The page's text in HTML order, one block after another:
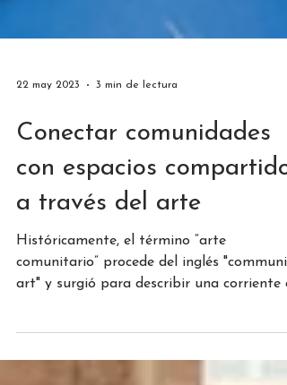
22 may 2023 3 min de lectura
Conectar comunidades
con espacios
a través del arte
Históricamente, el término “arte
art" y surgió para describir una corriente de